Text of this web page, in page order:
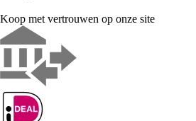
Koop met vertrouwen op onze site